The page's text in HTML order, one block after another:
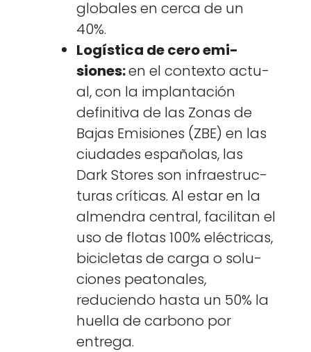
glob­ales en cer­ca de un
40%.
Logís­ti­ca de cero emi­
siones:en el con­tex­to actu­
al, con la implantación
defin­i­ti­va de las Zonas de
Bajas Emi­siones (ZBE) en las
ciu­dades españo­las, las
Dark Stores son infraestruc­
turas críti­cas. Al estar en la
almen­dra cen­tral, facil­i­tan el
uso de flotas 100% eléc­tri­c­as,
bici­cle­tas de car­ga o solu­
ciones peatonales,
reducien­do has­ta un 50% la
huel­la de car­bono por
entre­ga.